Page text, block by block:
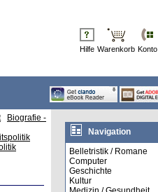
Hilfe Warenkorb Konto
Biografie -
Navigation
Belletristik / Romane
Computer
Geschichte
Kultur